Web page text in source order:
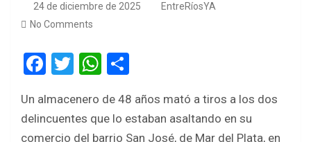
24 de diciembre de 2025
EntreRíosYA
No Comments
F
ce
b
T
tt
er
W
at
s
ar
e
Un almacenero de 48 años mató a tiros a los dos
delincuentes que lo estaban asaltando en su
comercio del barrio San José, de Mar del Plata, en